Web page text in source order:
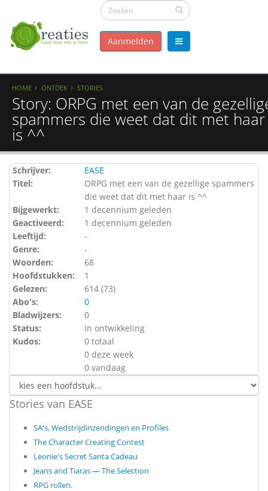
Aanmelden
HOME ONTDEK STORIES
Story: ORPG met een van de
spammers die weet dat dit met haar
is ^^
Schrijver:
EASE
Titel:
ORPG met een van de gezellige spammers
die weet dat dit met haar is ^^
Bijgewerkt:
1 decennium geleden
Geactiveerd:
1 decennium geleden
Leeftijd:
-
Genre:
-
Woorden:
68
Hoofdstukken:
1
Gelezen:
614 (73)
Abo's:
0
Bladwijzers:
0
Status:
In ontwikkeling
Kudos:
0 totaal
0 deze week
0 vandaag
Stories van EASE
SA's, Wedstrijdinzendingen en Profiles
The Character Creating Contest
Leonie's Secret Santa Cadeau
Jeans and Tiaras — The Selection
RPG rollen.